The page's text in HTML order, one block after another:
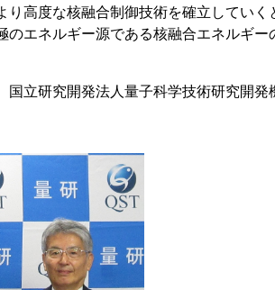
高度な核融合制御技術を確立してい
エネルギー源である核融合エネルギー
国立研究開発法人量子科学技術研究